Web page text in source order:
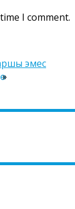
I comment.
эмес
»